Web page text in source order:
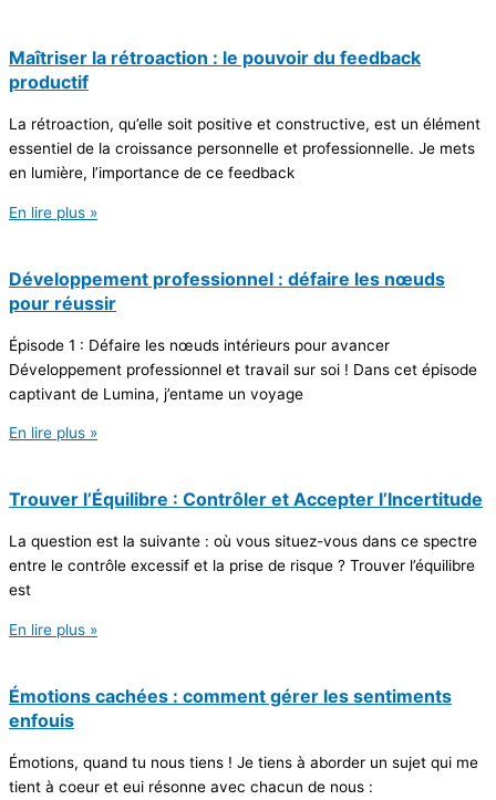
Maîtriser la rétroaction : le pouvoir du feedback
productif
La rétroaction, qu’elle soit positive et constructive, est un élément
essentiel de la croissance personnelle et professionnelle. Je mets
en lumière, l’importance de ce feedback
En lire plus »
Développement professionnel : défaire les nœuds
pour réussir
Épisode 1 : Défaire les nœuds intérieurs pour avancer
Développement professionnel et travail sur soi ! Dans cet épisode
captivant de Lumina, j’entame un voyage
En lire plus »
Trouver l’Équilibre : Contrôler et Accepter l’Incertitude
La question est la suivante : où vous situez-vous dans ce spectre
entre le contrôle excessif et la prise de risque ? Trouver l’équilibre
est
En lire plus »
Émotions cachées : comment gérer les sentiments
enfouis
Émotions, quand tu nous tiens ! Je tiens à aborder un sujet qui me
tient à coeur et eui résonne avec chacun de nous :